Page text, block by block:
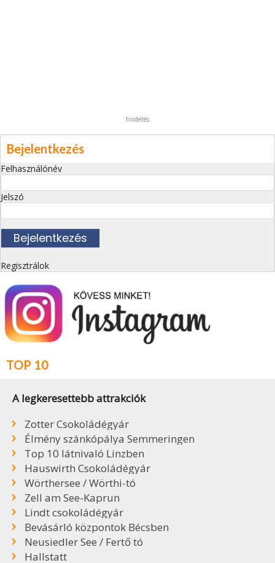
hirdetés
Bejelentkezés
Felhasználónév
Jelszó
Regisztrálok
TOP 10
A legkeresettebb attrakciók
Zotter Csokoládégyár
Élmény szánkópálya Semmeringen
Top 10 látnivaló Linzben
Hauswirth Csokoládégyár
Wörthersee / Wörthi-tó
Zell am See-Kaprun
Lindt csokoládégyár
Bevásárló központok Bécsben
Neusiedler See / Fertő tó
Hallstatt